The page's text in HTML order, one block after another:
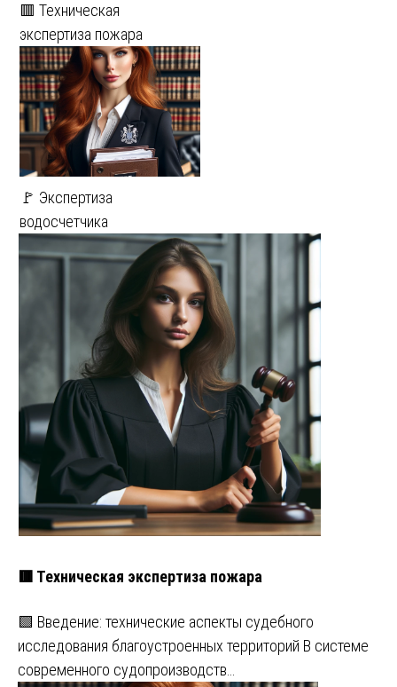
🟥 Техническая
экспертиза пожара
🚩 Экспертиза
водосчетчика
🟥 Техническая экспертиза пожара
🟩 Введение: технические аспекты судебного
исследования благоустроенных территорий В системе
современного судопроизводств…